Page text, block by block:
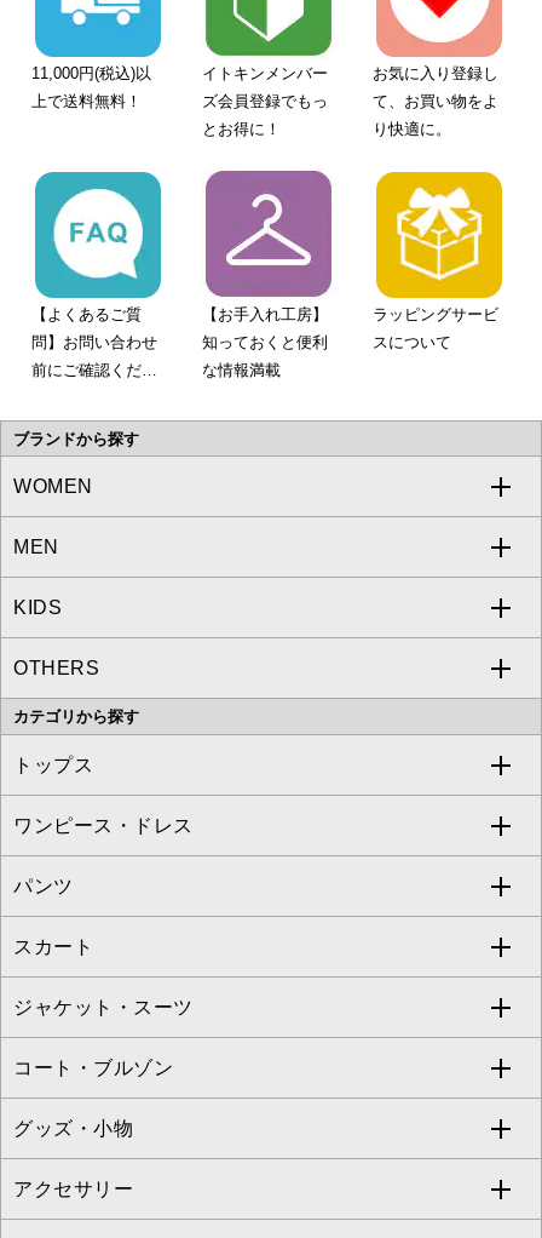
11,000円(税込)以
上で送料無料！
イトキンメンバー
ズ会員登録でもっ
とお得に！
お気に入り登録し
て、お買い物をよ
り快適に。
【よくあるご質
問】お問い合わせ
前にご確認くださ
【お手入れ工房】
知っておくと便利
な情報満載
ラッピングサービ
スについて
ブランドから探す
WOMEN
a.v.v
MICHEL KLEIN
MK MICHEL KLEIN
OFUON le MK
MEN
a.v.v
MICHEL KLEIN HOMME
MK MICHEL KLEIN HOMME
KIDS
a.v.v
OTHERS
MK MICHEL KLEIN BAG
カテゴリから探す
トップス
すべてのトップス
カットソー・Tシャツ
ブラウス・シャツ
ニット・セーター
カーディガン
アンサンブルセット
ベスト・ジレ
ワンピース・ドレス
すべてのワンピース・ドレス
ワンピース
ドレス
チュニック
ジャンパースカート
その他のワンピース・ドレス
パンツ
すべてのパンツ
フルレングスパンツ
クロップド・半端丈パンツ
ガウチョ・ワイドパンツ
ハーフ・ショート丈パンツ
スカート
すべてのスカート
ロング・マキシ丈スカート
ひざ丈スカート
ミモレ丈スカート
ジャケット・スーツ
すべてのジャケット・スーツ
テーラードジャケット
ノーカラージャケット
コート・ブルゾン
すべてのコート・ブルゾン
トレンチコート
グッズ・小物
すべてのグッズ・小物
アクセサリー